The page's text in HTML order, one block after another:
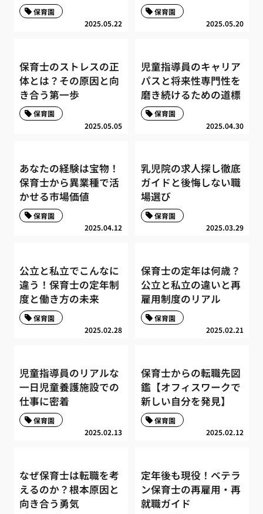
2025.05.22
保育園
2025.05.20
保育園
保育士のストレスの正
体とは？その原因と向
き合う第一歩
2025.05.05
保育園
児童指導員のキャリア
パスと将来性専門性を
磨き続けるための道標
2025.04.30
保育園
あなたの経験は宝物！
保育士から異業種で活
かせる市場価値
2025.04.12
保育園
乳児院の求人探し徹底
ガイドと後悔しない職
場選び
2025.03.29
保育園
公立と私立でこんなに
違う！保育士の定年制
度と働き方の未来
2025.02.28
保育園
保育士の定年は何歳？
公立と私立の違いと再
雇用制度のリアル
2025.02.21
保育園
児童指導員のリアルな
一日児童養護施設での
仕事に密着
2025.02.13
保育園
保育士からの転職先図
鑑【オフィスワークで
新しい自分を発見】
2025.02.12
保育園
なぜ保育士は転職を考
えるのか？根本原因と
向き合う勇気
定年後も現役！ベテラ
ン保育士の再雇用・再
就職ガイド